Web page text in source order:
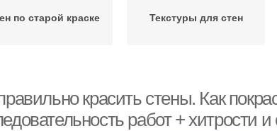
по старой краске Текстуры для стен
красить стены. Как
работ + хитрости